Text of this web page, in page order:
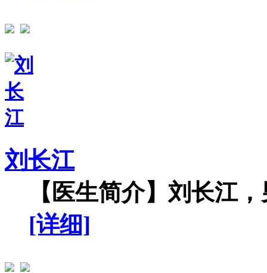
刘长江
【医生简介】刘长江
[详细]